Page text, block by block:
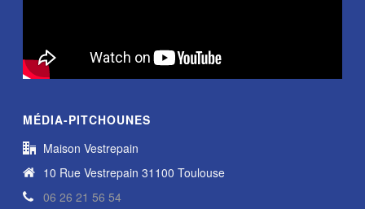
MÉDIA-PITCHOUNES
Maison Vestrepain
10 Rue Vestrepain 31100 Toulouse
06 26 21 56 54